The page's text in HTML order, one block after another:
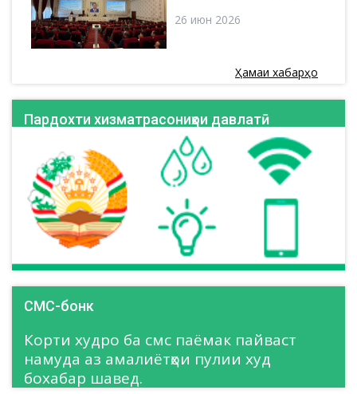
26 июн 2026
Ҳамаи хабарҳо
Пардохти хизматрасониҳои давлатӣ
СМС-бонк
Корти худро ба смс паёмак пайваст
намуда аз амалиётҳои пулии худ
бохабар шавед.